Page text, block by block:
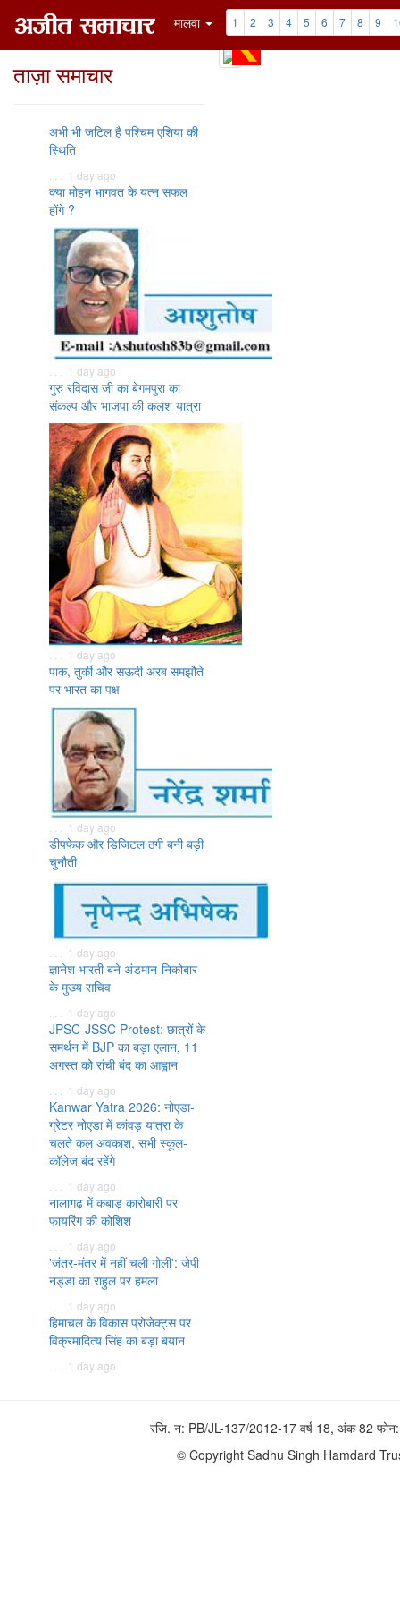
मालवा 1 2 3 4 5 6 7 8 9
ताज़ा समाचार
अभी भी जटिल है पश्चिम एशिया की
स्थिति
. . . 1 day ago
क्या मोहन भागवत के यत्न सफल
होंगे ?
. . . 1 day ago
गुरु रविदास जी का बेगमपुरा का
संकल्प और भाजपा की कलश यात्रा
. . . 1 day ago
पाक, तुर्की और सऊदी अरब समझौते
पर भारत का पक्ष
. . . 1 day ago
डीपफेक और डिजिटल ठगी बनी बड़ी
चुनौती
. . . 1 day ago
ज्ञानेश भारती बने अंडमान-निकोबार
के मुख्य सचिव
. . . 1 day ago
JPSC-JSSC Protest: छात्रों के
समर्थन में BJP का बड़ा एलान, 11
अगस्त को रांची बंद का आह्वान
. . . 1 day ago
Kanwar Yatra 2026: नोएडा-
ग्रेटर नोएडा में कांवड़ यात्रा के
चलते कल अवकाश, सभी स्कूल-
कॉलेज बंद रहेंगे
. . . 1 day ago
नालागढ़ में कबाड़ कारोबारी पर
फायरिंग की कोशिश
. . . 1 day ago
'जंतर-मंतर में नहीं चली गोली': जेपी
नड्डा का राहुल पर हमला
. . . 1 day ago
हिमाचल के विकास प्रोजेक्ट्स पर
विक्रमादित्य सिंह का बड़ा बयान
. . . 1 day ago
रजि. न: PB/JL-137/2012-17 वर्ष 18, अंक 82
© Copyright Sadhu Singh Hamdard